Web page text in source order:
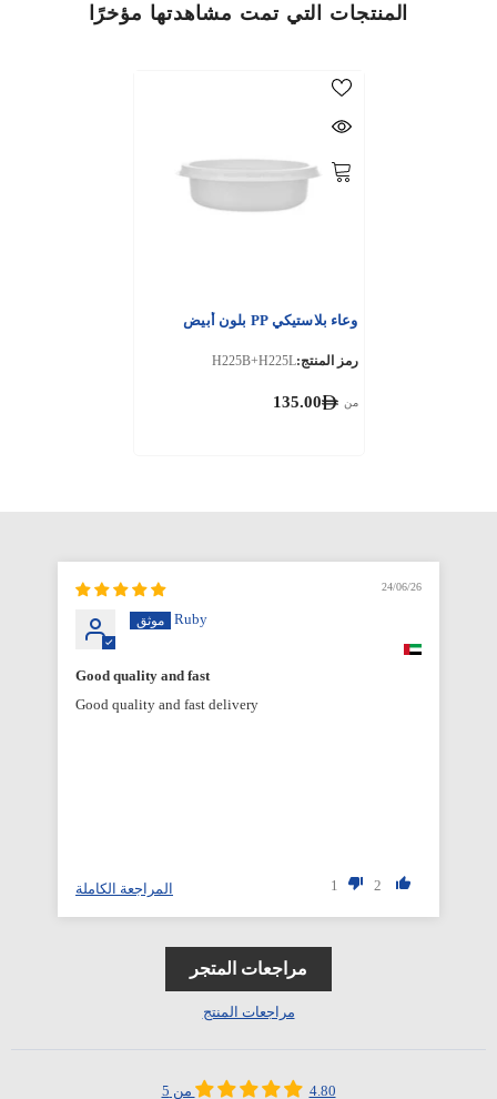
المنتجات التي تمت مشاهدتها مؤخرًا
وعاء بلاستيكي PP بلون أبيض
رمز المنتج:H225B+H225L
من 135.00
24/06/26
Ruby
Good quality and fast
Good quality and fast delivery
2
1 المراجعة الكاملة
مراجعات المتجر
مراجعات المنتج
4.80 من 5